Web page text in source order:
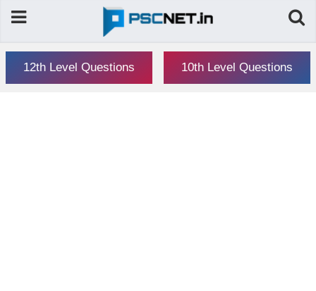
12th Level Questions 10th Level Questions